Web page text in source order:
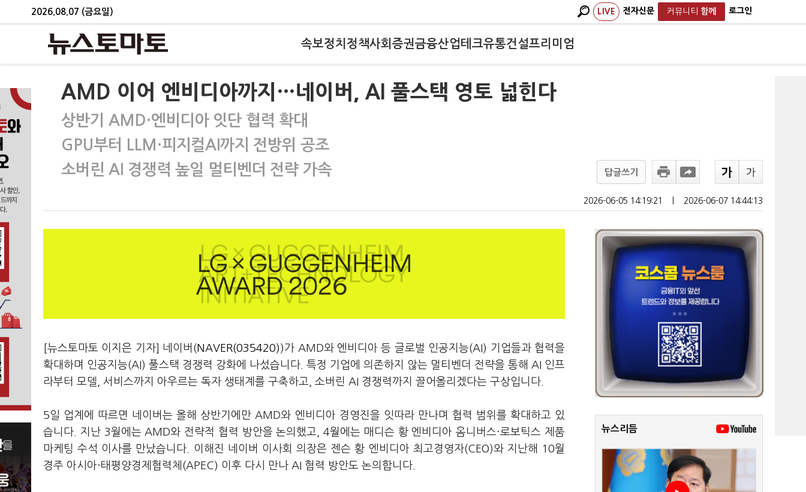
2026.08.07 (금요일) LIVE 전자신문 커뮤니티 함께 로그인
속보정치 정책사회 증권금융산업테크유통건설프리미엄
AMD 이어 엔비디아까지…네이버, AI 풀스택 영토 넓힌다
상반기 AMD·엔비디아 잇단 협력 확대
GPU부터 LLM·피지컬AI까지 전방위 공조
소버린 AI 경쟁력 높일 멀티벤더 전략 가속
답글쓰기
2026-06-05 14:19:21 2026-06-07 14:44:13
[뉴스토마토 이지은 기자] 네이버( NAVER(035420) )가 AMD와 엔비디아 등 글로벌 인공지능(AI) 기업들과 협력을
확대하며 인공지능(AI) 풀스택 경쟁력 강화에 나섰습니다. 특정 기업에 의존하지 않는 멀티벤더 전략을 통해 AI 인프
라부터 모델, 서비스까지 아우르는 독자 생태계를 구축하고, 소버린 AI 경쟁력까지 끌어올리겠다는 구상입니다.
5일 업계에 따르면 네이버는 올해 상반기에만 AMD와 엔비디아 경영진을 잇따라 만나며 협력 범위를 확대하고 있
습니다. 지난 3월에는 AMD와 전략적 협력 방안을 논의했고, 4월에는 매디슨 황 엔비디아 옴니버스·로보틱스 제품
마케팅 수석 이사를 만났습니다. 이해진 네이버 이사회 의장은 젠슨 황 엔비디아 최고경영자(CEO)와 지난해 10월
경주 아시아·태평양경제협력체(APEC) 이후 다시 만나 AI 협력 방안도 논의합니다.
뉴스리듬